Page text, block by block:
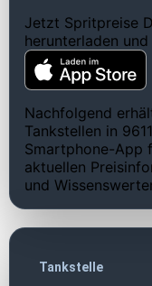
Jetzt Spritpreise
herunterladen
Nachfolgend
Tankstellen in
Smartphone-App
aktuellen
und
Tankstelle